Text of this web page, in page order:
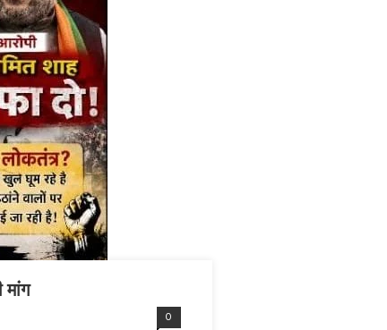
मांग
0